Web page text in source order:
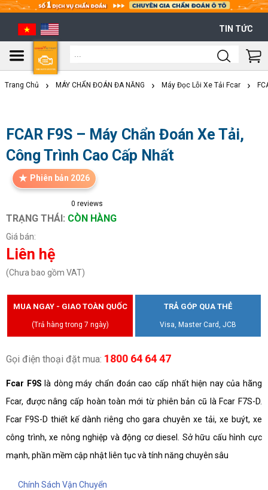
TIN TỨC
Cart
Trang Chủ MÁY CHẨN ĐOÁN ĐA NĂNG Máy Đọc Lỗi Xe Tải Fcar
FCAR F9S – Máy Chẩn Đoán Xe Tải,
Công Trình Cao Cấp Nhất
Phiên bản 2026
0 reviews
TRẠNG THÁI: CÒN HÀNG
Giá bán:
Liên hệ
(Chưa bao gồm VAT)
MUA NGAY - GIAO TOÀN QUỐC
(Trả hàng trong 7 ngày)
TRẢ GÓP QUA THẺ
Visa, Master Card, JCB
Gọi điện thoại đặt mua: 1800 64 64 47
Fcar F9S là dòng máy chẩn đoán cao cấp nhất hiện nay của hãng
Fcar, được nâng cấp hoàn toàn mới từ phiên bản cũ là Fcar F7S-D.
Fcar F9S-D thiết kế dành riêng cho gara chuyên xe tải, xe buýt, xe
công trình, xe nông nghiệp và động cơ diesel. Sở hữu cấu hình cực
mạnh, phần mềm cập nhật liên tục và tính năng chuyên sâu
Chính Sách Vận Chuyển